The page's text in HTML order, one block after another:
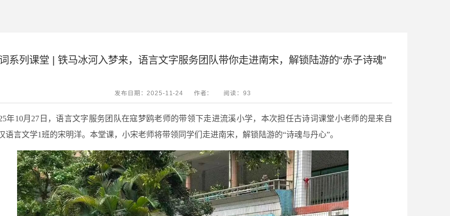
系列课堂 | 铁马冰河入梦来，语言文字服务团队带你走进南宋，解锁陆游的“赤子诗魂”
发布日期：2025-11-24 作者： 阅读： 93
年10月27日，语言文字服务团队在寇梦鸥老师的带领下走进流溪小学，本次担任古诗词课堂小老师的是来自
语言文学1班的宋明洋。本堂课，小宋老师将带领同学们走进南宋，解锁陆游的“诗魂与丹心”。